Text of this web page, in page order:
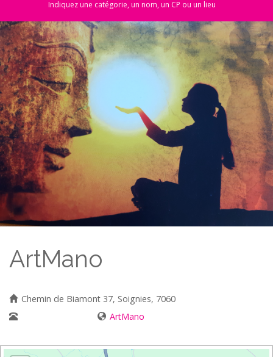
ArtMano
Chemin de Biamont 37, Soignies, 7060
ArtMano